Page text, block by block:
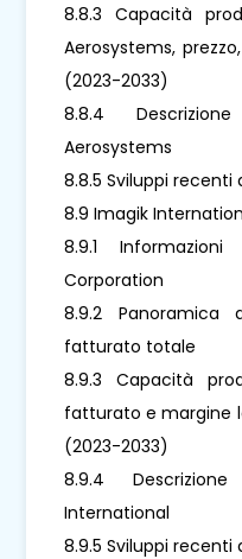
8.8.3 Capacità
Aerosystems,
(2023-2033)
8.8.4
Aerosystems
8.8.5 Sviluppi recenti
8.9 Imagik
8.9.1
Corporation
8.9.2 Panoramica
fatturato totale
8.9.3 Capacità
fatturato e margine
(2023-2033)
8.9.4
International
8.9.5 Sviluppi